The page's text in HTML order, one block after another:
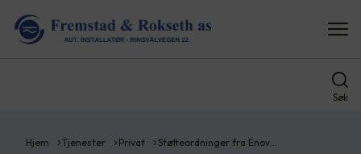
Søk
Hjem Tjenester Privat Støtteordninger fra Enov…